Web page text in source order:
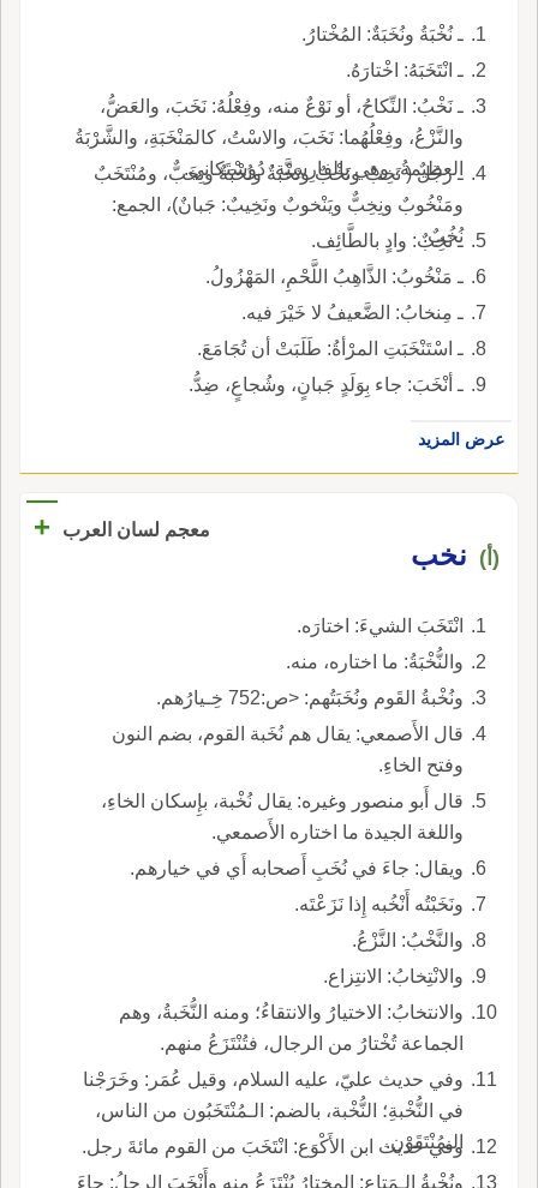
ـ نُخْبَةُ ونُخَبَةٌ: المُخْتارُ.
ـ انْتَخَبَهُ: اخْتارَهُ.
ـ نَخْبُ: النِّكاحُ، أو نَوْعٌ منه، وفِعْلُهُ: نَخَبَ، والعَضُّ،
والنَّزْعُ، وفِعْلُهُما: نَخَبَ، والاسْتُ، كالمَنْخَبَةِ، والشَّرْبَةُ
العظيمةُ، وهي بالفارِسِيَّة: دُوسْتَكاني.
ـ رجُلٌ ( نَخِبٌ ونَخْبٌ ونَخْبةٌ ونُخْبَةٌ ونِخَبٌّ، ومُنْتَخَبٌ
ومَنْخُوبٌ ونِخِبٌّ ويَنْخوبٌ ونَخِيبٌ: جَبانٌ)، الجمع:
نُخُبٌ.
ـ نَخِبٌ: وادٍ بالطَّائِف.
ـ مَنْخُوبُ: الذَّاهِبُ اللَّحْمِ، المَهْزُولُ.
ـ مِنخابُ: الضَّعيفُ لا خَيْرَ فيه.
ـ اسْتَنْخَبَتِ المرْأةُ: طَلَبَتْ أن تُجَامَعَ.
ـ أنْخَبَ: جاء بِوَلَدٍ جَبانٍ، وشُجاعٍ، ضِدُّ.
عرض المزيد
معجم لسان العرب +
(أ) نخب
انْتَخَبَ الشيءَ: اختارَه.
والنُّخْبَةُ: ما اختاره، منه.
ونُخْبةُ القَوم ونُخَبَتُهم: <ص:752 خِـيارُهم.
قال الأَصمعي: يقال هم نُخَبة القوم، بضم النون
وفتح الخاءِ.
قال أَبو منصور وغيره: يقال نُخْبة، بإِسكان الخاءِ،
واللغة الجيدة ما اختاره الأَصمعي.
ويقال: جاءَ في نُخَبِ أَصحابه أَي في خيارهم.
ونَخَبْتُه أَنْخُبه إِذا نَزَعْتَه.
والنَّخْبُ: النَّزْعُ.
والانْتِخابُ: الانتِزاع.
والانتخابُ: الاختيارُ والانتقاءُ؛ ومنه النُّخَبةُ، وهم
الجماعة تُخْتارُ من الرجال، فتُنْتَزَعُ منهم.
وفي حديث عليّ، عليه السلام، وقيل عُمَر: وخَرَجْنا
في النُّخْبةِ؛ النُّخْبة، بالضم: الـمُنْتَخَبُون من الناس،
الـمُنْتَقَوْن.
وفي حديث ابن الأَكْوَع: انْتَخَبَ من القوم مائةَ رجل.
ونُخْبةُ الـمَتاع: المختارُ يُنْتَزَعُ منه وأَنْخَبَ الرجلُ: جاءَ